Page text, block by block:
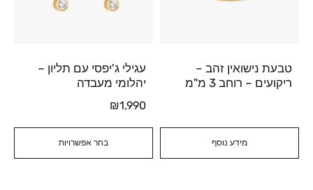
מידע נוסף
טבעת נישואין זהב –
ריקועים – רוחב 3 מ"מ
בחר אפשרויות
עגילי ג'יפסי עם תליון –
יהלומי מעבדה
₪1,990